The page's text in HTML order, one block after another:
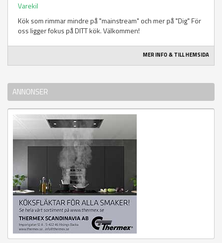
Varekil
Kök som rimmar mindre på "mainstream" och mer på "Dig" För
oss ligger fokus på DITT kök. Välkommen!
MER INFO & TILL HEMSIDA
ANNONSER